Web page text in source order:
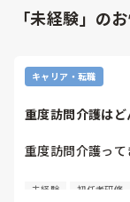
「未経験」の
キャリア・転職
重度訪問介護は
重度訪問介護っ
今のところ給料
未経験 初任者研修